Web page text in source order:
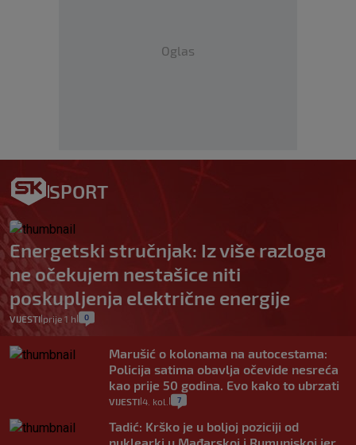
Oglas
SPORT
Energetski stručnjak: Iz više razloga
ne očekujem nestašice niti
poskupljenja električne energije
VIJESTI prije 1 h 0
Marušić o kolonama na autocestama:
Policija satima obavlja očevide nesreća
kao prije 50 godina. Evo kako to ubrzati
VIJESTI 4. kol. 7
Tadić: Krško je u boljoj poziciji od